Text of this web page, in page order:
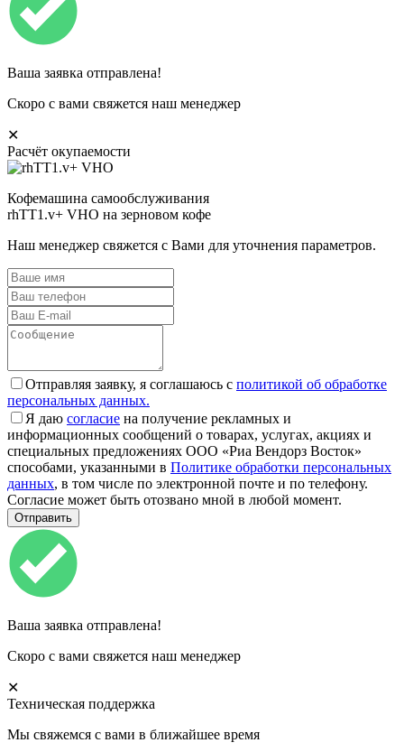
Ваша заявка отправлена!
Скоро с вами свяжется наш менеджер
✕
Расчёт окупаемости
Кофемашина самообслуживания
rhTT1.v+ VHO на зерновом кофе
Наш менеджер свяжется с Вами для уточнения параметров.
Отправляя заявку, я соглашаюсь с политикой об обработке
персональных данных.
Я даю согласие на получение рекламных и
информационных сообщений о товарах, услугах, акциях и
специальных предложениях ООО «Риа Вендорз Восток»
способами, указанными в Политике обработки персональных
данных, в том числе по электронной почте и по телефону.
Согласие может быть отозвано мной в любой момент.
Ваша заявка отправлена!
Скоро с вами свяжется наш менеджер
✕
Техническая поддержка
Мы свяжемся с вами в ближайшее время